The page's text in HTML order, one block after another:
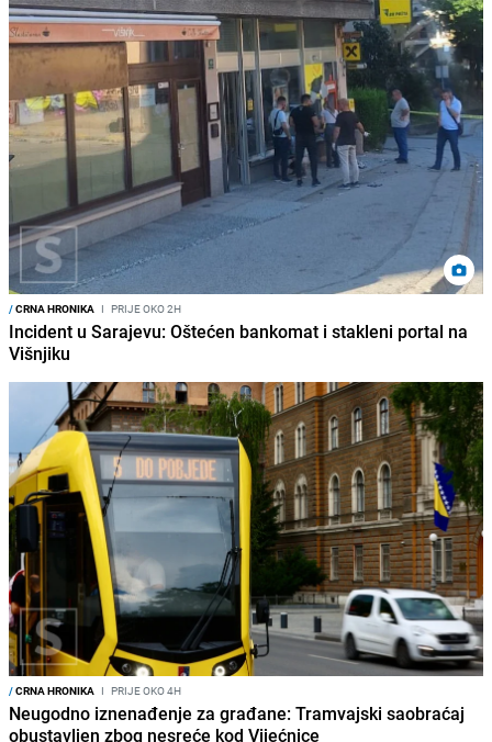
/CRNA HRONIKA I PRIJE OKO 2H
Incident u Sarajevu: Oštećen bankomat i stakleni portal na
Višnjiku
/CRNA HRONIKA I PRIJE OKO 4H
Neugodno iznenađenje za građane: Tramvajski saobraćaj
obustavljen zbog nesreće kod Vijećnice